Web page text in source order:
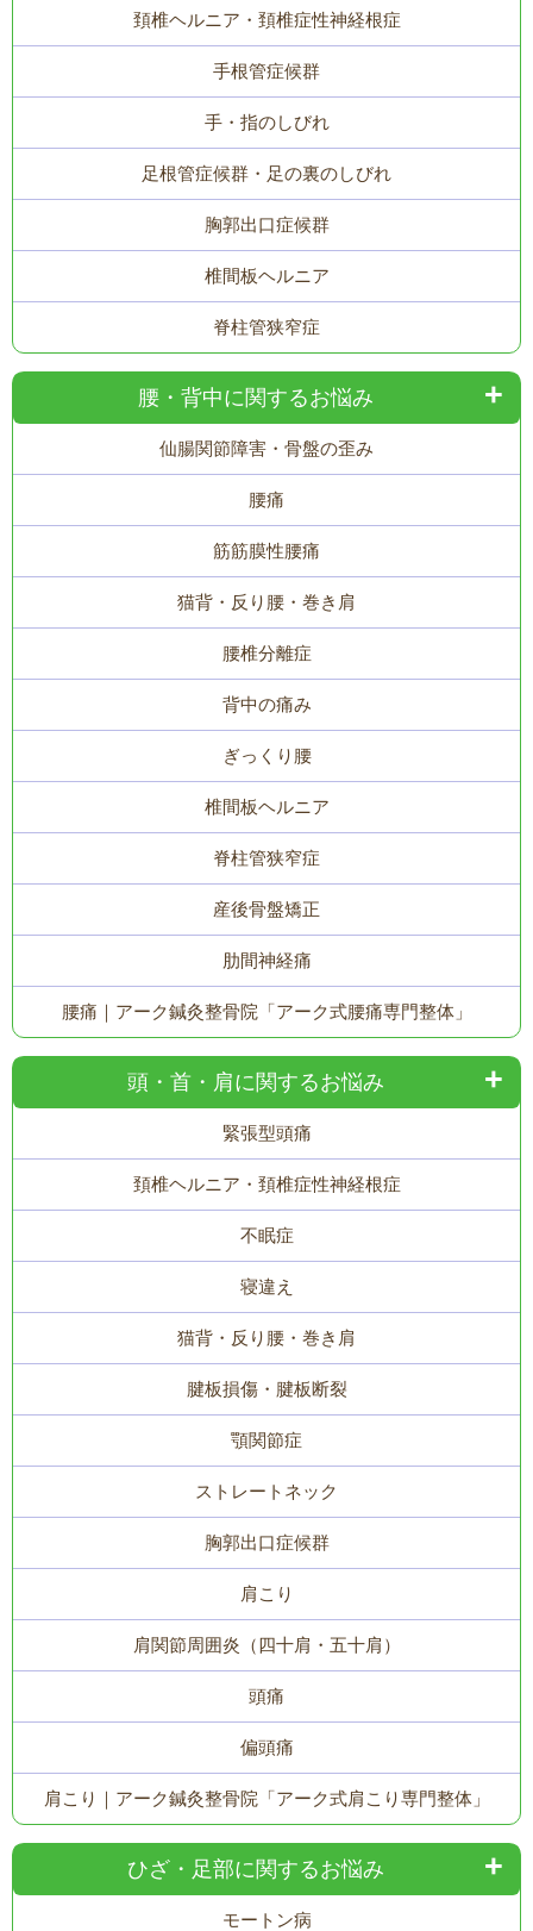
頚椎ヘルニア・頚椎症性神経根症
手根管症候群
手・指のしびれ
足根管症候群・足の裏のしびれ
胸郭出口症候群
椎間板ヘルニア
脊柱管狭窄症
腰・背中に関するお悩み
仙腸関節障害・骨盤の歪み
腰痛
筋筋膜性腰痛
猫背・反り腰・巻き肩
腰椎分離症
背中の痛み
ぎっくり腰
椎間板ヘルニア
脊柱管狭窄症
産後骨盤矯正
肋間神経痛
腰痛｜アーク鍼灸整骨院「アーク式腰痛専門整体」
頭・首・肩に関するお悩み
緊張型頭痛
頚椎ヘルニア・頚椎症性神経根症
不眠症
寝違え
猫背・反り腰・巻き肩
腱板損傷・腱板断裂
顎関節症
ストレートネック
胸郭出口症候群
肩こり
肩関節周囲炎（四十肩・五十肩）
頭痛
偏頭痛
肩こり｜アーク鍼灸整骨院「アーク式肩こり専門整体」
ひざ・足部に関するお悩み
モートン病